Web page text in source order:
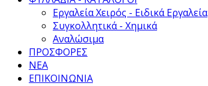
Εργαλεία Χειρός - Ειδικά Εργαλεία
Συγκολλητικά - Χημικά
Αναλώσιμα
ΠΡΟΣΦΟΡΕΣ
ΝΕΑ
ΕΠΙΚΟΙΝΩΝΙΑ